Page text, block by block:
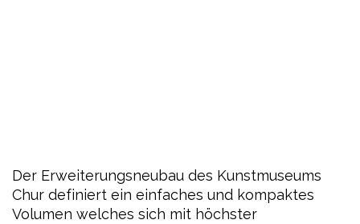
Der Erweiterungsneubau des Kunstmuseums
Chur definiert ein einfaches und kompaktes
Volumen welches sich mit höchster